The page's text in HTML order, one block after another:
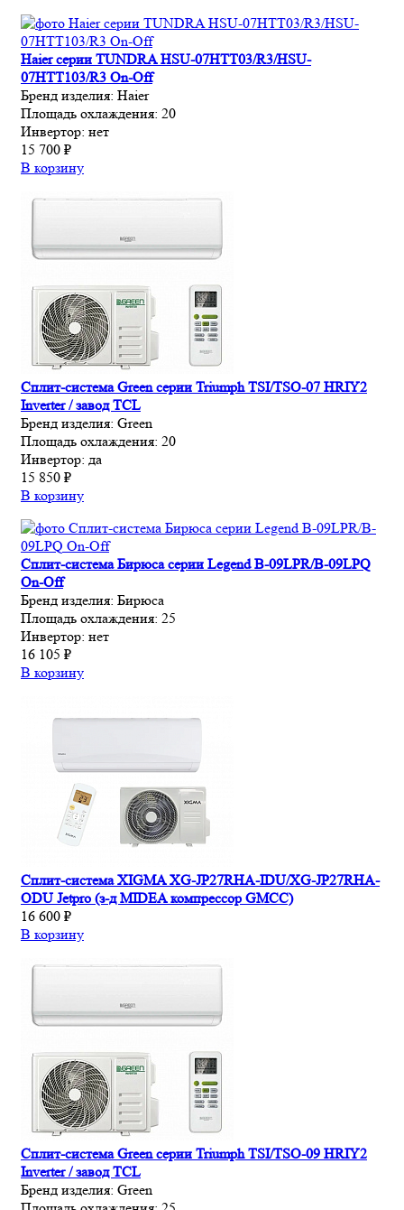
Haier серии TUNDRA HSU-07HTT03/R3/HSU-
07HTT103/R3 On-Off
Бренд изделия: Haier
Площадь охлаждения: 20
Инвертор: нет
15 700 ₽
В корзину
Сплит-система Green серии Triumph TSI/TSO-07 HRIY2
Inverter / завод TCL
Бренд изделия: Green
Площадь охлаждения: 20
Инвертор: да
15 850 ₽
В корзину
Сплит-система Бирюса серии Legend B-09LPR/B-09LPQ
On-Off
Бренд изделия: Бирюса
Площадь охлаждения: 25
Инвертор: нет
16 105 ₽
В корзину
Сплит-система XIGMA XG-JP27RHA-IDU/XG-JP27RHA-
ODU Jetpro (з-д MIDEA компрессор GMCC)
16 600 ₽
В корзину
Сплит-система Green серии Triumph TSI/TSO-09 HRIY2
Inverter / завод TCL
Бренд изделия: Green